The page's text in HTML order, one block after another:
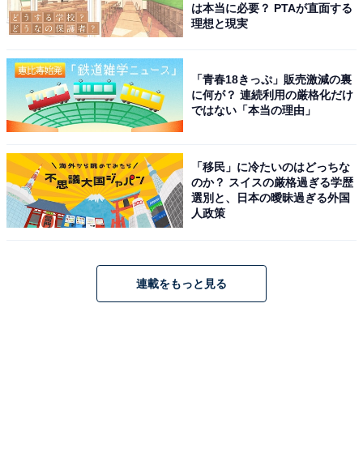
は本当に必要？ PTAが直面する
理想と現実
「青春18きっぷ」販売激減の裏
に何が？ 連続利用の厳格化だけ
ではない「本当の理由」
「移民」に冷たいのはどっちな
のか？ スイスの厳格過ぎる学歴
選別と、日本の曖昧過ぎる外国
人政策
連載をもっと見る